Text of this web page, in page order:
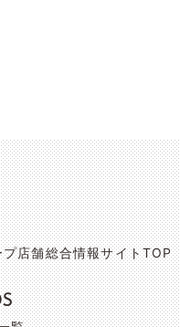
プ店舗総合情報サイトTOP